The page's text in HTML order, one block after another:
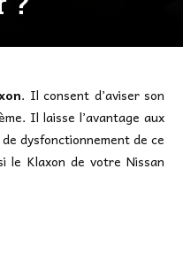
. Il consent d’aviser son
Il laisse l’avantage aux
dysfonctionnement de ce
le Klaxon de votre Nissan